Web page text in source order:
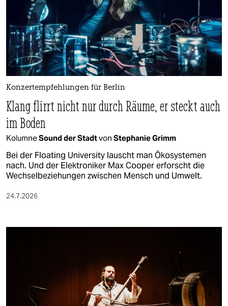
Konzertempfehlungen für Berlin
Klang flirrt nicht nur durch Räume, er steckt auch
im Boden
KolumneSound der Stadtvon Stephanie Grimm
Bei der Floating University lauscht man Ökosystemen
nach. Und der Elektroniker Max Cooper erforscht die
Wechselbeziehungen zwischen Mensch und Umwelt.
24.7.2026